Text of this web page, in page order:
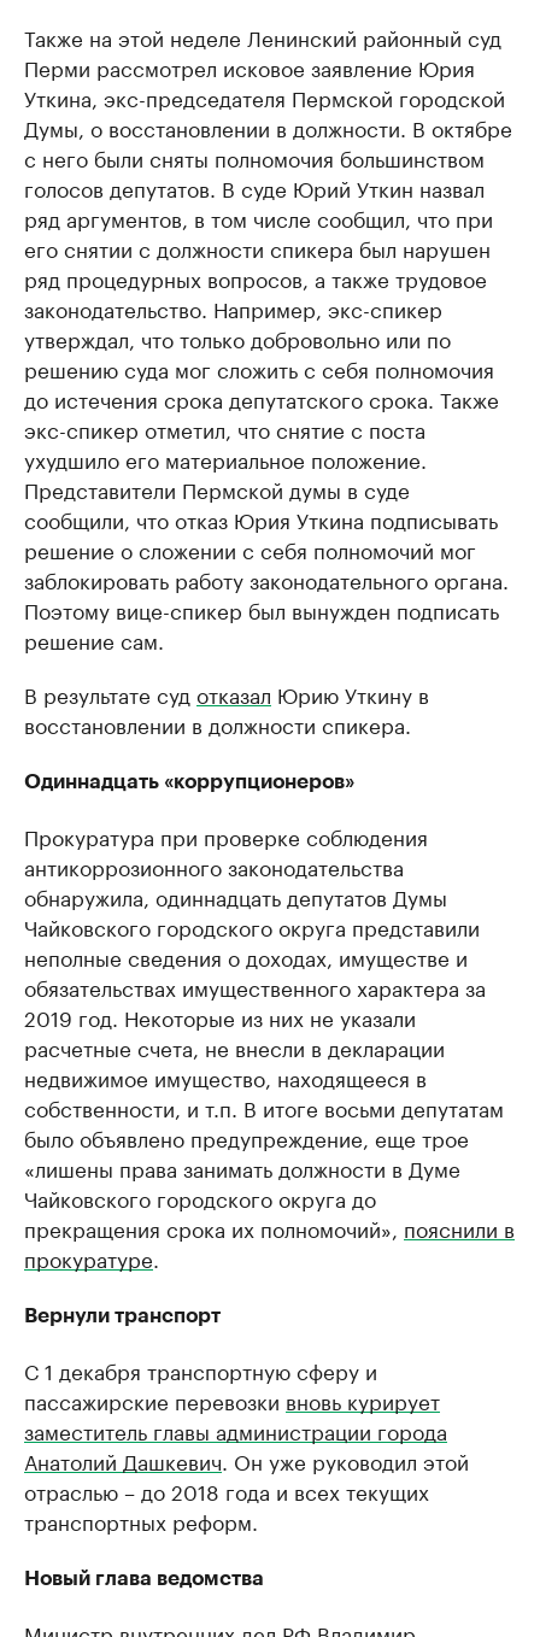
Также на этой неделе Ленинский районный суд
Перми рассмотрел исковое заявление Юрия
Уткина, экс-председателя Пермской городской
Думы, о восстановлении в должности. В октябре
с него были сняты полномочия большинством
голосов депутатов. В суде Юрий Уткин назвал
ряд аргументов, в том числе сообщил, что при
его снятии с должности спикера был нарушен
ряд процедурных вопросов, а также трудовое
законодательство. Например, экс-спикер
утверждал, что только добровольно или по
решению суда мог сложить с себя полномочия
до истечения срока депутатского срока. Также
экс-спикер отметил, что снятие с поста
ухудшило его материальное положение.
Представители Пермской думы в суде
сообщили, что отказ Юрия Уткина подписывать
решение о сложении с себя полномочий мог
заблокировать работу законодательного органа.
Поэтому вице-спикер был вынужден подписать
решение сам.
В результате суд отказал Юрию Уткину в
восстановлении в должности спикера.
Одиннадцать «коррупционеров»
Прокуратура при проверке соблюдения
антикоррозионного законодательства
обнаружила, одиннадцать депутатов Думы
Чайковского городского округа представили
неполные сведения о доходах, имуществе и
обязательствах имущественного характера за
2019 год. Некоторые из них не указали
расчетные счета, не внесли в декларации
недвижимое имущество, находящееся в
собственности, и т.п. В итоге восьми депутатам
было объявлено предупреждение, еще трое
«лишены права занимать должности в Думе
Чайковского городского округа до
прекращения срока их полномочий», пояснили в
прокуратуре.
Вернули транспорт
С 1 декабря транспортную сферу и
пассажирские перевозки вновь курирует
заместитель главы администрации города
Анатолий Дашкевич. Он уже руководил этой
отраслью – до 2018 года и всех текущих
транспортных реформ.
Новый глава ведомства